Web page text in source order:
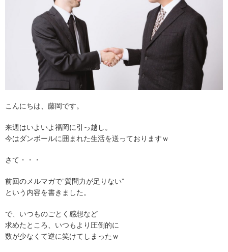
こんにちは、藤岡です。
来週はいよいよ福岡に引っ越し。
今はダンボールに囲まれた生活を送っておりますｗ
さて・・・
前回のメルマガで”質問力が足りない”
という内容を書きました。
で、いつものごとく感想など
求めたところ、いつもより圧倒的に
数が少なくて逆に笑けてしまったｗ